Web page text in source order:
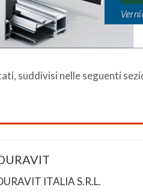
suddivisi nelle seguenti
ITALIA S.R.L.